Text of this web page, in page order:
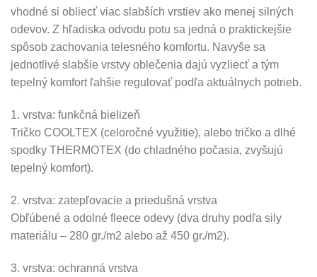
vhodné si obliecť viac slabších vrstiev ako menej silných
odevov. Z hľadiska odvodu potu sa jedná o praktickejšie
spôsob zachovania telesného komfortu. Navyše sa
jednotlivé slabšie vrstvy oblečenia dajú vyzliecť a tým
tepelný komfort ľahšie regulovať podľa aktuálnych potrieb.
1. vrstva: funkčná bielizeň
Tričko COOLTEX (celoročné využitie), alebo tričko a dlhé
spodky THERMOTEX (do chladného počasia, zvyšujú
tepelný komfort).
2. vrstva: zatepľovacie a priedušná vrstva
Obľúbené a odolné fleece odevy (dva druhy podľa sily
materiálu – 280 gr./m2 alebo až 450 gr./m2).
3. vrstva: ochranná vrstva